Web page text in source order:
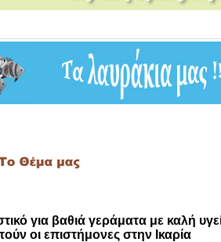
για βαθιά γεράματα με καλή
οι επιστήμονες στην Ικαρία